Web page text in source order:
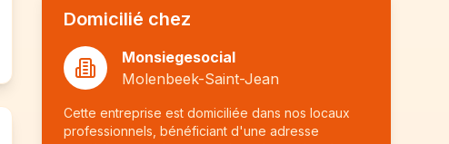
Domicilié chez
Monsiegesocial
Molenbeek-Saint-Jean
Cette entreprise est domiciliée dans nos locaux
professionnels, bénéficiant d'une adresse